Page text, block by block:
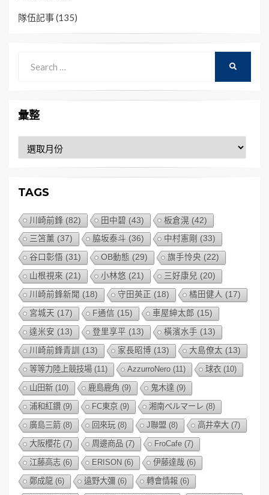
隊伍記事(135)
for:
彙整
整
TAGS
川崎前鋒 (82) 田中碧 (43) 板倉滉 (42)
三笘薰 (37) 脇坂泰斗 (36) 中村憲剛 (33)
谷口彰悟 (31) OB動態 (29) 旗手怜央 (22)
山根視來 (21) 小林悠 (21) 三好康兒 (20)
川崎前鋒新聞 (18) 守田英正 (18) 橘田健人 (17)
宮城天 (17) F通信 (15) 車屋紳太郎 (15)
達米安 (13) 登里享平 (13) 橫濱水手 (13)
川崎前鋒青訓 (13) 家長昭博 (13) 大島僚太 (13)
等等力陸上競技場 (11) AzzurroNero (11) 球衣 (10)
山田新 (10) 鹿島鹿角 (9) 鬼木達 (9)
浦和紅鑽 (9) FC東京 (9) 湘南ベルマーレ (8)
廣島三箭 (8) 回來玩 (8) J聯盟 (8) 高井幸大 (7)
大阪櫻花 (7) 周邊商品 (7) FroCafe (7)
江藤高志 (6) ERISON (6) 伊藤達哉 (6)
鄭成龍 (6) 遠野大彌 (6) 轉會情報 (6)